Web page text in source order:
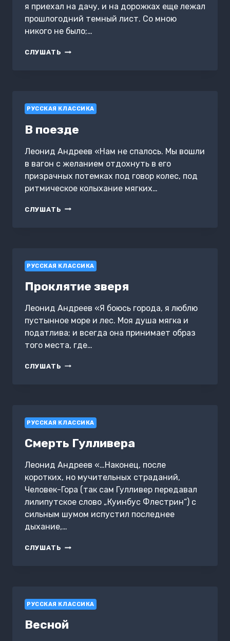
я приехал на дачу, и на дорожках еще лежал
прошлогодний темный лист. Со мною
никого не было;…
СЛУШАТЬ НА
РУССКАЯ КЛАССИКА
В поезде
Леонид Андреев «Нам не спалось. Мы вошли
в вагон с желанием отдохнуть в его
призрачных потемках под говор колес, под
ритмическое колыхание мягких…
СЛУШАТЬ В
РУССКАЯ КЛАССИКА
Проклятие зверя
Леонид Андреев «Я боюсь города, я люблю
пустынное море и лес. Моя душа мягка и
податлива; и всегда она принимает образ
того места, где…
СЛУШАТЬ ПРОКЛЯТИЕ
РУССКАЯ КЛАССИКА
Смерть Гулливера
Леонид Андреев «…Наконец, после
коротких, но мучительных страданий,
Человек-Гора (так сам Гулливер передавал
лилипутское слово „Куинбус Флестрин“) с
сильным шумом испустил последнее
дыхание,…
СЛУШАТЬ СМЕРТЬ
РУССКАЯ КЛАССИКА
Весной